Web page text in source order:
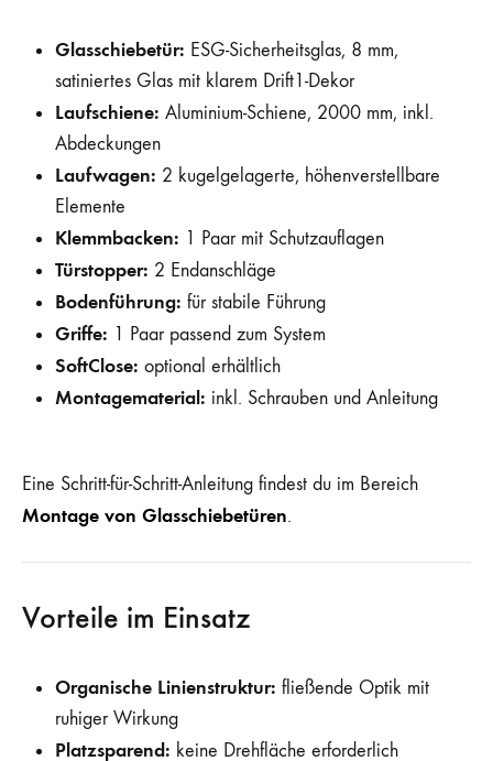
Glasschiebetür: ESG-Sicherheitsglas, 8 mm,
satiniertes Glas mit klarem Drift1-Dekor
Laufschiene: Aluminium-Schiene, 2000 mm, inkl.
Abdeckungen
Laufwagen: 2 kugelgelagerte, höhenverstellbare
Elemente
Klemmbacken: 1 Paar mit Schutzauflagen
Türstopper: 2 Endanschläge
Bodenführung: für stabile Führung
Griffe: 1 Paar passend zum System
SoftClose: optional erhältlich
Montagematerial: inkl. Schrauben und Anleitung
Eine Schritt-für-Schritt-Anleitung findest du im Bereich
Montage von Glasschiebetüren.
Vorteile im Einsatz
Organische Linienstruktur: fließende Optik mit
ruhiger Wirkung
Platzsparend: keine Drehfläche erforderlich